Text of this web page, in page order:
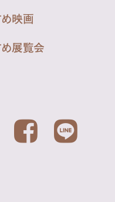
映画
展覧会
Facebook LINE